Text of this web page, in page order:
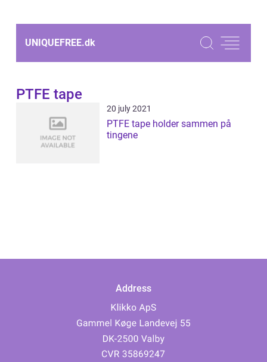
UNIQUEFREE.dk
PTFE tape
20 july 2021
PTFE tape holder sammen på
tingene
Address